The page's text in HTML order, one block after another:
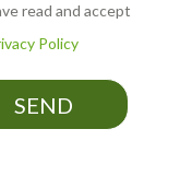
read and accept
Policy
SEND